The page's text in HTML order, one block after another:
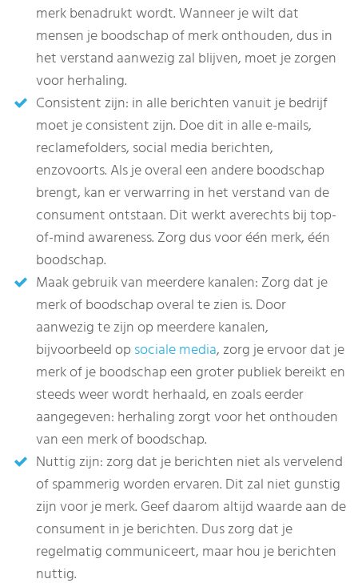
merk benadrukt wordt. Wanneer je wilt dat
mensen je boodschap of merk onthouden, dus in
het verstand aanwezig zal blijven, moet je zorgen
voor herhaling.
Consistent zijn: in alle berichten vanuit je bedrijf
moet je consistent zijn. Doe dit in alle e-mails,
reclamefolders, social media berichten,
enzovoorts. Als je overal een andere boodschap
brengt, kan er verwarring in het verstand van de
consument ontstaan. Dit werkt averechts bij top-
of-mind awareness. Zorg dus voor één merk, één
boodschap.
Maak gebruik van meerdere kanalen: Zorg dat je
merk of boodschap overal te zien is. Door
aanwezig te zijn op meerdere kanalen,
bijvoorbeeld opsociale media, zorg je ervoor dat je
merk of je boodschap een groter publiek bereikt en
steeds weer wordt herhaald, en zoals eerder
aangegeven: herhaling zorgt voor het onthouden
van een merk of boodschap.
Nuttig zijn: zorg dat je berichten niet als vervelend
of spammerig worden ervaren. Dit zal niet gunstig
zijn voor je merk. Geef daarom altijd waarde aan de
consument in je berichten. Dus zorg dat je
regelmatig communiceert, maar hou je berichten
nuttig.